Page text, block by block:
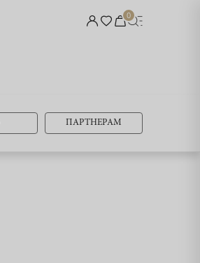
0
ПАРТНЕРАМ